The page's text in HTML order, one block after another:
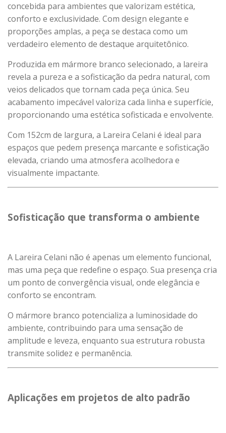
concebida para ambientes que valorizam estética,
conforto e exclusividade. Com design elegante e
proporções amplas, a peça se destaca como um
verdadeiro elemento de destaque arquitetônico.
Produzida em mármore branco selecionado, a lareira
revela a pureza e a sofisticação da pedra natural, com
veios delicados que tornam cada peça única. Seu
acabamento impecável valoriza cada linha e superfície,
proporcionando uma estética sofisticada e envolvente.
Com 152cm de largura, a Lareira Celani é ideal para
espaços que pedem presença marcante e sofisticação
elevada, criando uma atmosfera acolhedora e
visualmente impactante.
Sofisticação que transforma o ambiente
A Lareira Celani não é apenas um elemento funcional,
mas uma peça que redefine o espaço. Sua presença cria
um ponto de convergência visual, onde elegância e
conforto se encontram.
O mármore branco potencializa a luminosidade do
ambiente, contribuindo para uma sensação de
amplitude e leveza, enquanto sua estrutura robusta
transmite solidez e permanência.
Aplicações em projetos de alto padrão